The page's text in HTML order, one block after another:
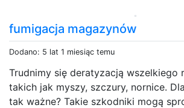
fumigacja magazynów
Dodano: 5 lat 1 miesiąc temu
Trudnimy się deratyzacją wszelkiego
takich jak myszy, szczury, nornice.
tak ważne? Takie szkodniki mogą